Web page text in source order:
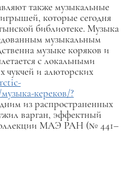
также музыкальные
которые сегодня
библиотеке. Музыка
музыкальным
музыке коряков и
с локальными
чукчей и алюторских
кереков/?
из распространенных
варган, эффектный
МАЭ РАН (№ 441–